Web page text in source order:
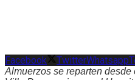
Facebook TwitterWhatsapp
Almuerzos se reparten